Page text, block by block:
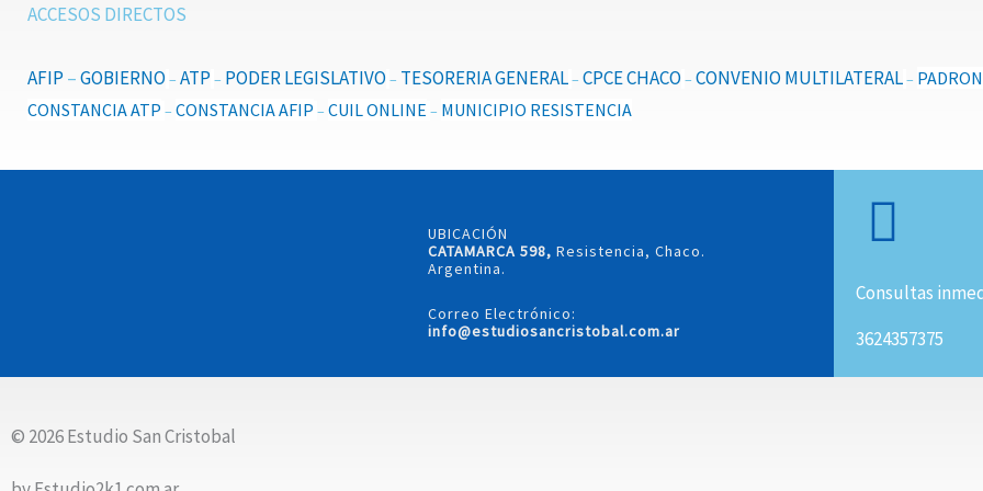
ACCESOS DIRECTOS
AFIP–GOBIERNO – ATP– PODER LEGISLATIVO – TESORERIA GENERAL– CPCE CHACO – CONVENIO MULTILATERAL– PADRON
CONSTANCIA ATP – CONSTANCIA AFIP – CUIL ONLINE – MUNICIPIO RESISTENCIA
UBICACIÓN
CATAMARCA 598, Resistencia, Chaco.
Argentina.
Correo Electrónico:
info@estudiosancristobal.com.ar
Consultas
3624357375
© 2026 Estudio San Cristobal